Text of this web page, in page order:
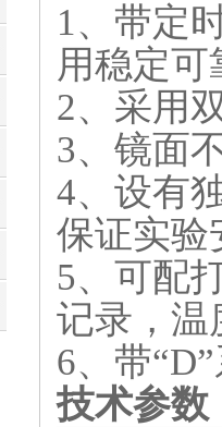
1、带定
用稳定可
2、采用
3、镜面
4、设有
保证实验
5、可配
记录，温
6、带
技术参数